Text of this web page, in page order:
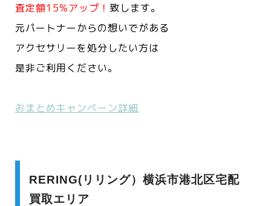
査定額15%アップ！ 致します。
元パートナーからの想いでがある
アクセサリーを処分したい方は
是非ご利用ください。
おまとめキャンペーン詳細
RERING(リリング）横浜市港北区宅配
買取エリア